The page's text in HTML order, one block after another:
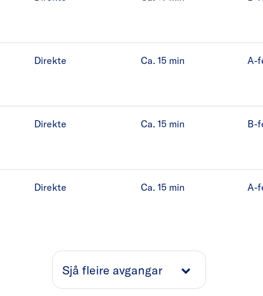
Direkte Ca. 15min A-
Direkte Ca. 15min B-
Direkte Ca. 15min A-
Sjå fleire avgangar